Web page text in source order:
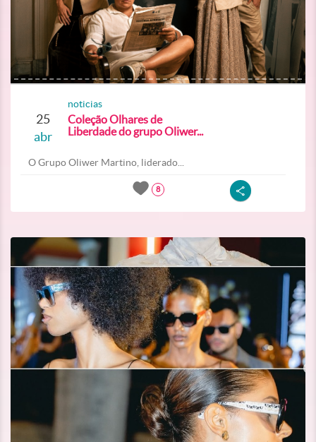
25
abr
noticias
Coleção Olhares de
Liberdade do grupo Oliwer...
O Grupo Oliwer Martino, liderado...
8